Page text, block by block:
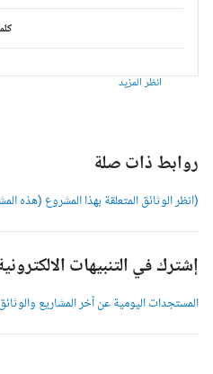
انظر المزيد
روابط ذات صلة
(انظر الوثائق المتعلقة بهذا المشروع (هذه
إشترك في التنبيهات الالكترونية/
المستجدات اليومية عن آخر المشاريع والوثائق